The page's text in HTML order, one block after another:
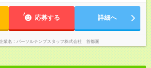
応募する 詳細へ
業名 パーソルテンプスタッフ株式会社 首都圏